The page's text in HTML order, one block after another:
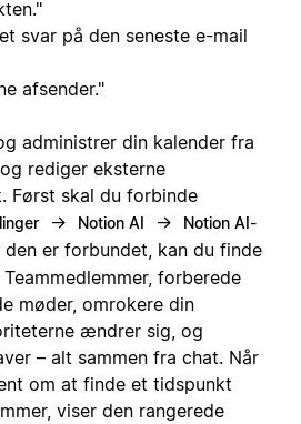
svar på den seneste e-mail
afsender."
administrer din kalender fra
rediger eksterne
Først skal du forbinde
→ Notion AI →
Notion AI-
den er forbundet, kan du finde
forberede
møder, omrokere din
ændrer sig, og
– alt sammen fra chat. Når
om at finde et tidspunkt
viser den rangerede